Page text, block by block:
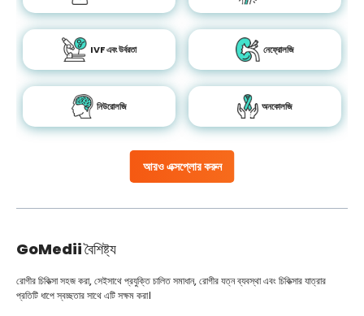
আরও এক্সপ্লোর করুন
IVF এবং উর্বরতা নেফ্রোলজি
নিউরোলজি অনকোলজি
GoMediiবৈশিষ্ট্য
রোগীর চিকিত্সা সহজ করা, সেইসাথে প্রযুক্তি চালিত সমাধান, রোগীর যত্ন ব্যবস্থা এবং চিকিত্সার যাত্রার
প্রতিটি ধাপে স্বচ্ছতার সাথে এটি সক্ষম করা।